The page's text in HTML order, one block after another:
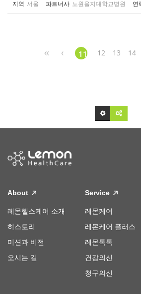
지역 서울 파트너사 노원을지대학교병원 연
11 12 13 14
About
레몬헬스케어 소개
히스토리
미션과 비전
오시는 길
Service
레몬케어
레몬케어 플러스
레몬톡톡
건강의신
청구의신